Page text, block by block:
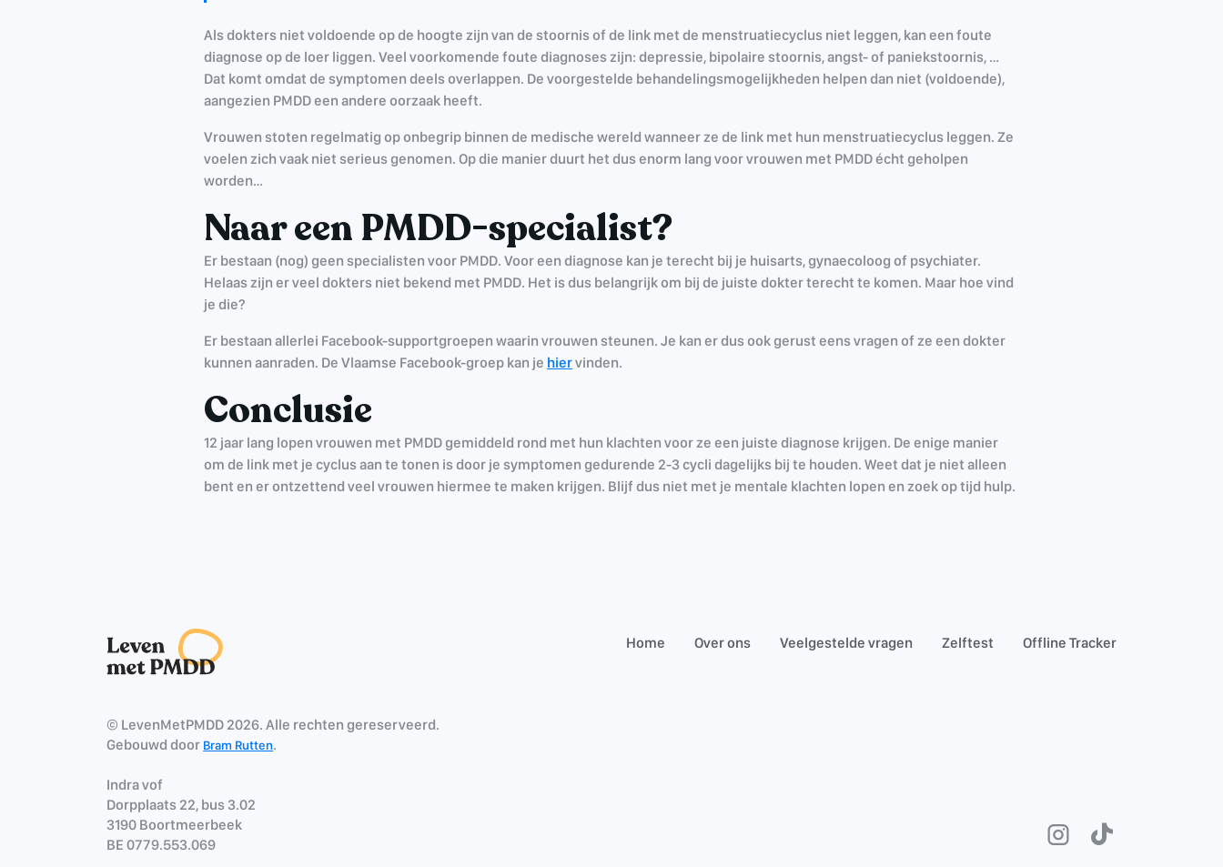
Als dokters niet voldoende op de hoogte zijn van de stoornis of de link met de menstruatiecyclus niet leggen, kan een foute
diagnose op de loer liggen. Veel voorkomende foute diagnoses zijn: depressie, bipolaire stoornis, angst- of paniekstoornis, …
Dat komt omdat de symptomen deels overlappen. De voorgestelde behandelingsmogelijkheden helpen dan niet (voldoende),
aangezien PMDD een andere oorzaak heeft.
Vrouwen stoten regelmatig op onbegrip binnen de medische wereld wanneer ze de link met hun menstruatiecyclus leggen. Ze
voelen zich vaak niet serieus genomen. Op die manier duurt het dus enorm lang voor vrouwen met PMDD écht geholpen
worden…
Naar een PMDD-specialist?
Er bestaan (nog) geen specialisten voor PMDD. Voor een diagnose kan je terecht bij je huisarts, gynaecoloog of psychiater.
Helaas zijn er veel dokters niet bekend met PMDD. Het is dus belangrijk om bij de juiste dokter terecht te komen. Maar hoe vind
je die?
Er bestaan allerlei Facebook-supportgroepen waarin vrouwen steunen. Je kan er dus ook gerust eens vragen of ze een dokter
kunnen aanraden. De Vlaamse Facebook-groep kan je hiervinden.
Conclusie
12 jaar lang lopen vrouwen met PMDD gemiddeld rond met hun klachten voor ze een juiste diagnose krijgen. De enige manier
om de link met je cyclus aan te tonen is door je symptomen gedurende 2-3 cycli dagelijks bij te houden. Weet dat je niet alleen
bent en er ontzettend veel vrouwen hiermee te maken krijgen. Blijf dus niet met je mentale klachten lopen en zoek op tijd hulp.
© LevenMetPMDD 2026. Alle rechten gereserveerd.
Gebouwd door Bram Rutten.
Indra vof
Dorpplaats 22, bus 3.02
3190 Boortmeerbeek
BE 0779.553.069
Home Over ons Veelgestelde vragen Zelftest Offline Tracker